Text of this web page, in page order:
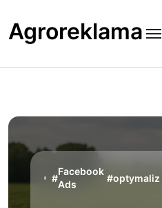
content
Agroreklama
#
Facebook
Ads
#optymaliz